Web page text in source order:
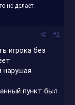
не делает.
#2
игрока без
нарушая
пункт был